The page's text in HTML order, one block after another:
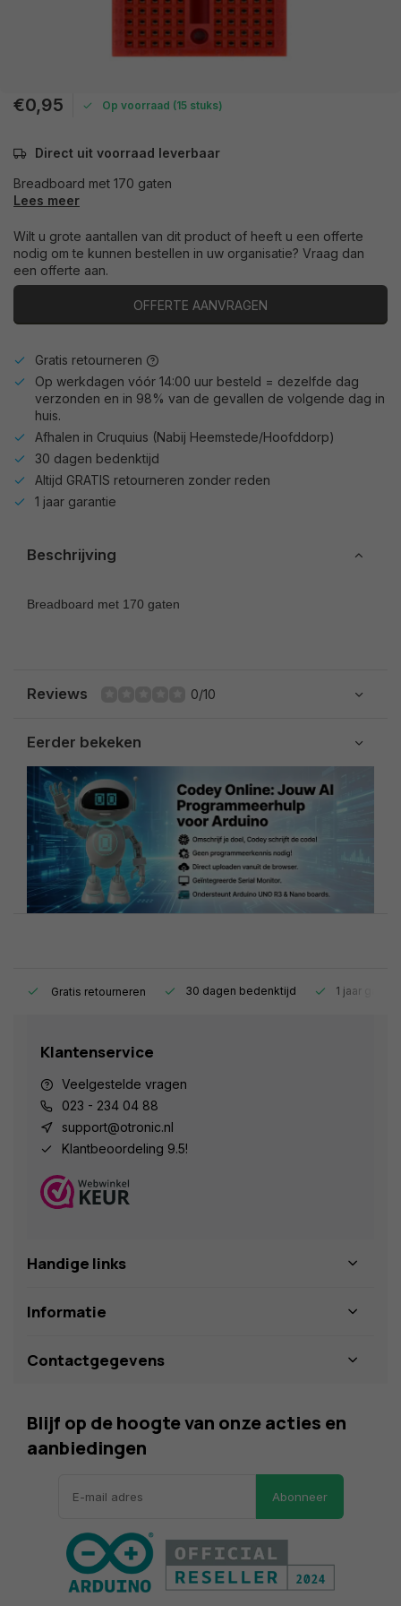
€0,95 Op voorraad (15 stuks)
Direct uit voorraad leverbaar
Breadboard met 170 gaten
Lees meer
Wilt u grote aantallen van dit product of heeft u een offerte
nodig om te kunnen bestellen in uw organisatie? Vraag dan
een offerte aan.
OFFERTE AANVRAGEN
Gratis retourneren
Op werkdagen vóór 14:00 uur besteld = dezelfde dag
verzonden en in 98% van de gevallen de volgende dag in
huis.
Afhalen in Cruquius (Nabij Heemstede/Hoofddorp)
30 dagen bedenktijd
Altijd GRATIS retourneren zonder reden
1 jaar garantie
Beschrijving
Breadboard met 170 gaten
Reviews 0/10
Eerder bekeken
Gratis retourneren 30 dagen bedenktijd 1 jaar
Klantenservice
Veelgestelde vragen
023 - 234 04 88
support@otronic.nl
Klantbeoordeling 9.5!
Handige links
Informatie
Contactgegevens
Blijf op de hoogte van onze acties en
aanbiedingen
Abonneer